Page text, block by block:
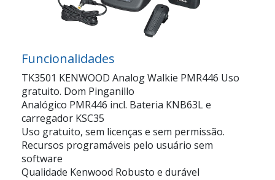
Funcionalidades
TK3501 KENWOOD Analog Walkie PMR446 Uso
gratuito. Dom Pinganillo
Analógico PMR446 incl. Bateria KNB63L e
carregador KSC35
Uso gratuito, sem licenças e sem permissão.
Recursos programáveis pelo usuário sem
software
Qualidade Kenwood Robusto e durável